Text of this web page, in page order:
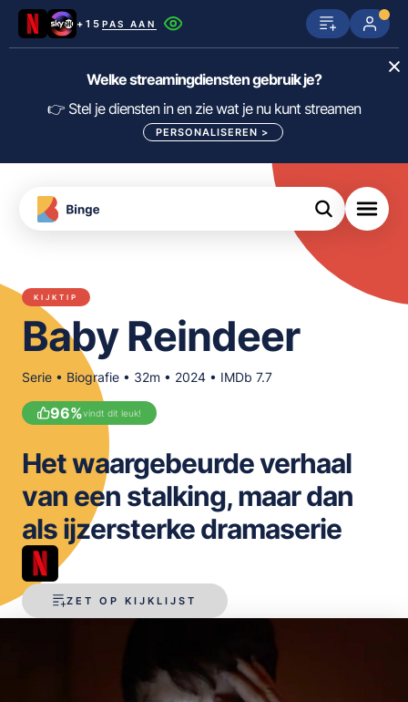
+15 PAS AAN
Netflix SkyShowtime Prime Video
Disney+ Videoland HBO Max
Viaplay Apple TV
KIJK
meJane Canal+
FILTER FILMS EN SERIES OP MIJN
ALLES/NIETS SELECTEREN
Welke streamingdiensten gebruik je?
👉 Stel je diensten in en zie wat je nu kunt streamen
PERSONALISEREN >
Download
de
App
KIJKTIP
Baby Reindeer
Serie • Biografie • 32m • 2024 • IMDb 7.7
96%vindt dit leuk!
ZET OP KIJKLIJST
Het waargebeurde verhaal
van een stalking, maar dan
als ijzersterke dramaserie